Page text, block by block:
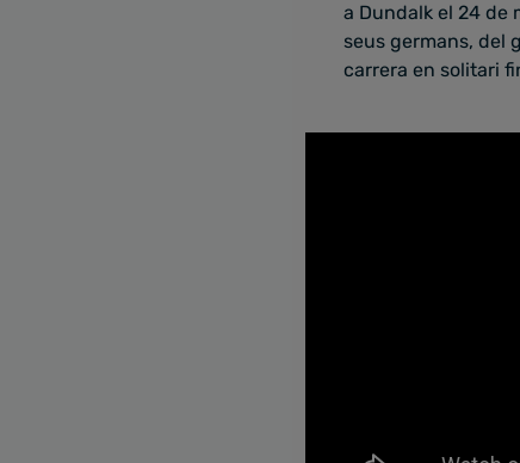
a Dundalk el 24 de
seus germans, del
carrera en solitari